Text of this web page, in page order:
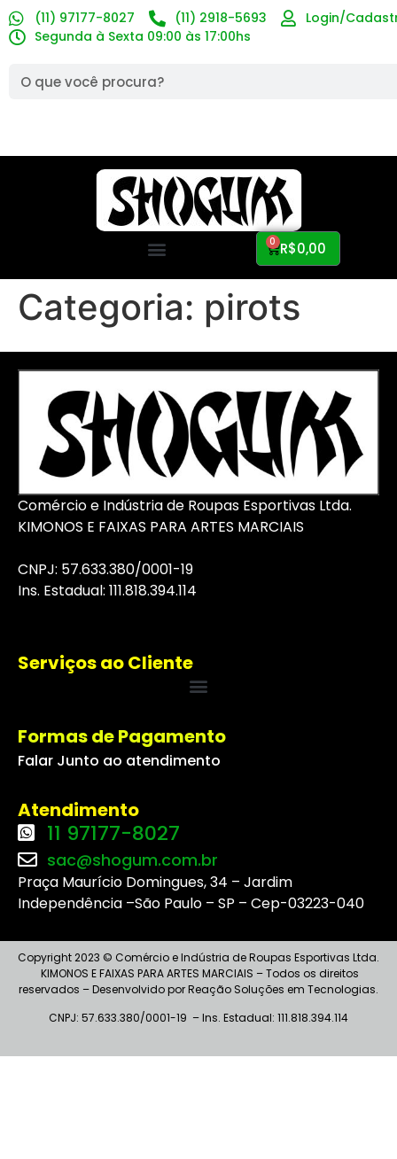
(11) 97177-8027 (11) 2918-5693
Login/
Segunda à Sexta 09:00 às 17:00hs
R$0,00
0
Categoria: pirots
Comércio e Indústria de Roupas Esportivas Ltda.
KIMONOS E FAIXAS PARA ARTES MARCIAIS
CNPJ: 57.633.380/0001-19
Ins. Estadual: 111.818.394.114
Serviços ao Cliente
Formas de Pagamento
Falar Junto ao atendimento
Atendimento
11 97177-8027
sac@shogum.com.br
Praça Maurício Domingues, 34 – Jardim
Independência –São Paulo – SP – Cep-03223-040
Copyright 2023 © Comércio e Indústria de Roupas Esportivas Ltda.
KIMONOS E FAIXAS PARA ARTES MARCIAIS – Todos os direitos
reservados – Desenvolvido por Reação Soluções em Tecnologias.
CNPJ: 57.633.380/0001-19 – Ins. Estadual: 111.818.394.114